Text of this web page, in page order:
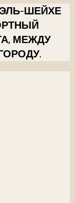
ЭЛЬ-ШЕЙХЕ
МЕЖДУ